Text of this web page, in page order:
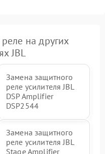
на других
JBL
Замена защитного
реле усилителя JBL
DSP Amplifier
DSP2544
Замена защитного
реле усилителя JBL
Stage Amplifier